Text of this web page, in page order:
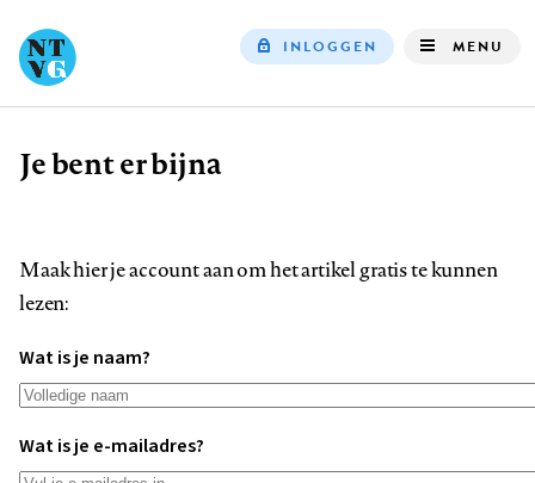
INLOGGEN MENU
Kruimelpad
Je bent er bijna
Maak hier je account aan om het artikel gratis te kunnen
lezen:
Wat is je naam?
Wat is je e-mailadres?